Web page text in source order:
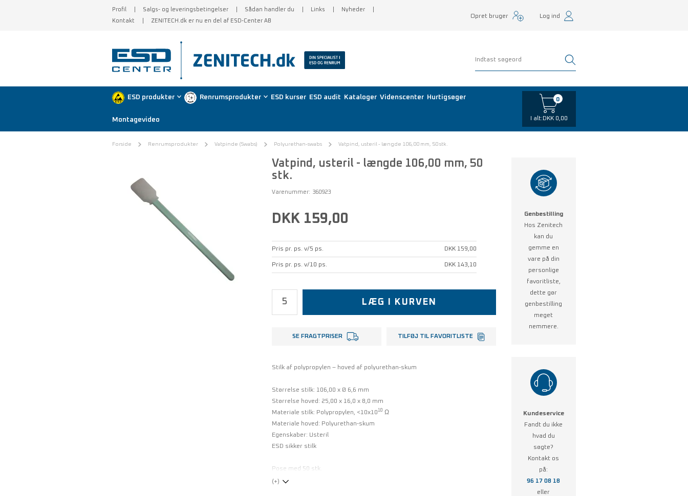
Profil Salgs- og leveringsbetingelser Sådan handler du Links
Nyheder
Kontakt
ZENITECH.dk er nu en del af ESD-Center AB
Opret bruger Log ind
ESD produkter Renrumsprodukter ESD kurser ESD audit Kataloger Videnscenter Hurtigsøger
Montagevideo
0
I alt: DKK 0,00
Forside Renrumsprodukter Vatpinde (Swabs) Polyurethan-swabs Vatpind, usteril - længde 106,00 mm, 50 stk.
Vatpind, usteril - længde 106,00 mm, 50
stk.
Varenummer: 360923
DKK 159,00
Pris pr. ps. v/5 ps. DKK 159,00
Pris pr. ps. v/10 ps. DKK 143,10
LÆG I KURVEN
SE FRAGTPRISER TILFØJ TIL FAVORITLISTE
Stilk af polypropylen – hoved af polyurethan-skum
Størrelse stilk: 106,00 x Ø 6,6 mm
Størrelse hoved: 25,00 x 16,0 x 8,0 mm
Materiale stilk: Polypropylen, <10x1010 Ω
Materiale hoved: Polyurethan-skum
Egenskaber: Usteril
ESD sikker stilk
Pose med 50 stk.
(+)
Genbestilling
Hos Zenitech
kan du
gemme en
vare på din
personlige
favoritliste,
dette gør
genbestilling
meget
nemmere.
Kundeservice
Fandt du ikke
hvad du
søgte?
Kontakt os
på:
96 17 08 18
eller